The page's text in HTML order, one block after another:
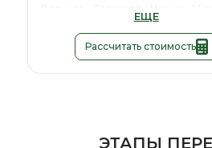
Воркута Нарьян-Мар
ЕЩЕ
Рассчитать стоимость
ЭТАПЫ